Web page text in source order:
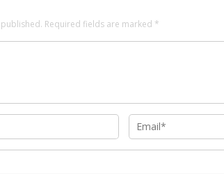
Required fields are marked *